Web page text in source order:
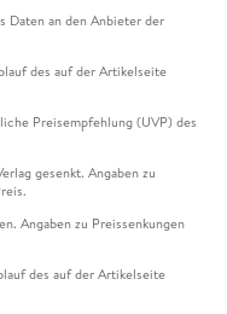
Daten an den Anbieter der
des auf der Artikelseite
Preisempfehlung (UVP) des
gesenkt. Angaben zu
Angaben zu Preissenkungen
des auf der Artikelseite